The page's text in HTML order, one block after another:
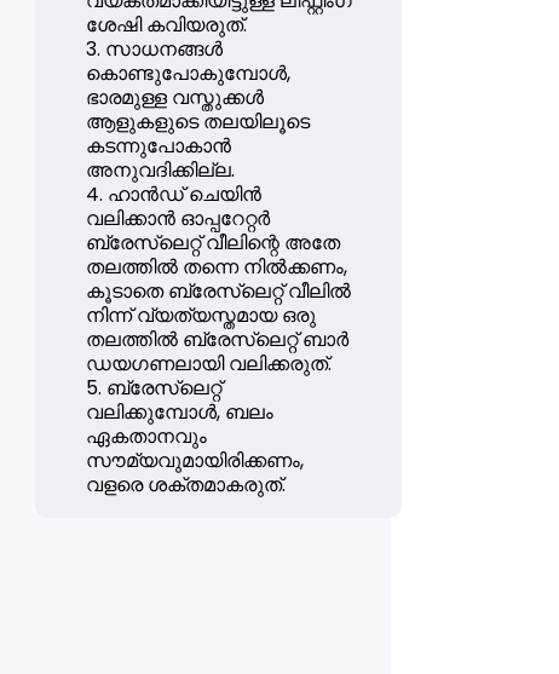
ശേഷി കവിയരുത്.
3. സാധനങ്ങൾ
കൊണ്ടുപോകുമ്പോൾ,
ഭാരമുള്ള വസ്തുക്കൾ
ആളുകളുടെ തലയിലൂടെ
കടന്നുപോകാൻ
അനുവദിക്കില്ല.
4. ഹാൻഡ് ചെയിൻ
വലിക്കാൻ ഓപ്പറേറ്റർ
ബ്രേസ്‌ലെറ്റ് വീലിന്റെ അതേ
തലത്തിൽ തന്നെ നിൽക്കണം,
കൂടാതെ ബ്രേസ്‌ലെറ്റ് വീലിൽ
നിന്ന് വ്യത്യസ്തമായ ഒരു
തലത്തിൽ ബ്രേസ്‌ലെറ്റ് ബാർ
ഡയഗണലായി വലിക്കരുത്.
5. ബ്രേസ്ലെറ്റ്
വലിക്കുമ്പോൾ, ബലം
ഏകതാനവും
സൗമ്യവുമായിരിക്കണം,
വളരെ ശക്തമാകരുത്.